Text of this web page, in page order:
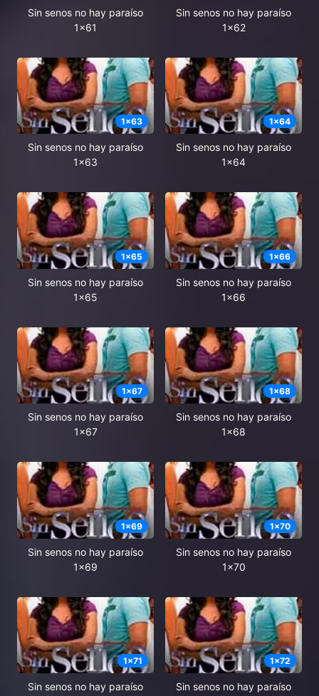
Sin senos no hay paraíso
1x61
Sin senos no hay paraíso
1x62
1x63
Sin senos no hay paraíso
1x63
1x64
Sin senos no hay paraíso
1x64
1x65
Sin senos no hay paraíso
1x65
1x66
Sin senos no hay paraíso
1x66
1x67
Sin senos no hay paraíso
1x67
1x68
Sin senos no hay paraíso
1x68
1x69
Sin senos no hay paraíso
1x69
1x70
Sin senos no hay paraíso
1x70
1x71
Sin senos no hay paraíso
1x72
Sin senos no hay paraíso